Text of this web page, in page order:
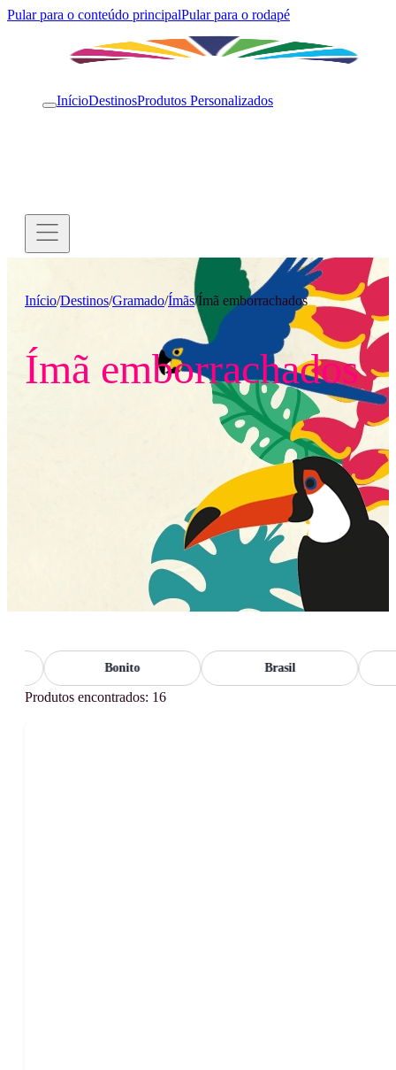
Pular para o conteúdo principalPular para o rodapé
InícioDestinosProdutos Personalizados
Início/Destinos/Gramado/Ímãs/Ímã emborrachados
Ímã emborrachados
Bonito Brasil
Produtos encontrados: 16